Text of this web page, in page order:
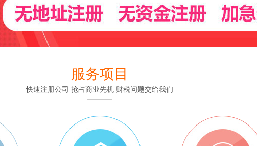
服务项目
快速注册公司 抢占商业先机 财税问题交给我们